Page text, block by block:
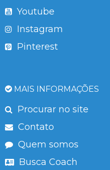
Youtube
Instagram
Pinterest
MAIS INFORMAÇÕES
Procurar no site
Contato
Quem somos
Busca Coach